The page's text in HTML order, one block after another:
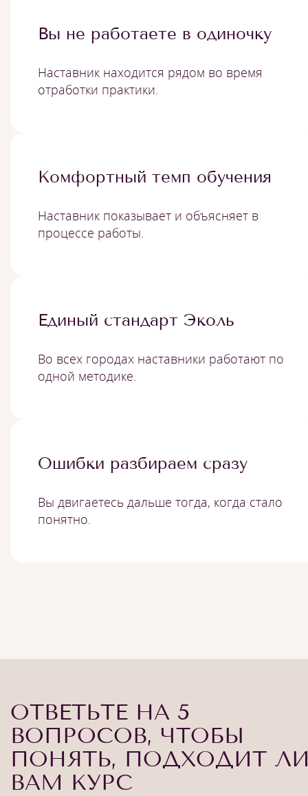
Вы не работаете в одиночку
Наставник находится рядом во время
отработки практики.
Комфортный темп обучения
Наставник показывает и объясняет в
процессе работы.
Единый стандарт Эколь
Во всех городах наставники работают по
одной методике.
Ошибки разбираем сразу
Вы двигаетесь дальше тогда, когда стало
понятно.
ОТВЕТЬТЕ НА 5
ВОПРОСОВ, ЧТОБЫ
ПОНЯТЬ, ПОДХОДИТ
ВАМ КУРС